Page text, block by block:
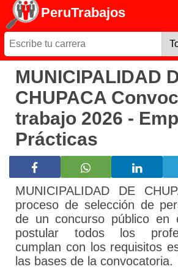
PeruTrabajos
MUNICIPALIDAD
CHUPACA
trabajo 2026 -
Prácticas
MUNICIPALIDAD DE
proceso de selección de
de un concurso público en
postular todos los
cumplan con los requisitos
las bases de la convocatoria.